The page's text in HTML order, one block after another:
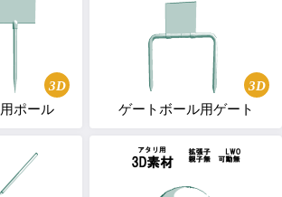
3D
ポール
3D
ゲートボール用ゲート